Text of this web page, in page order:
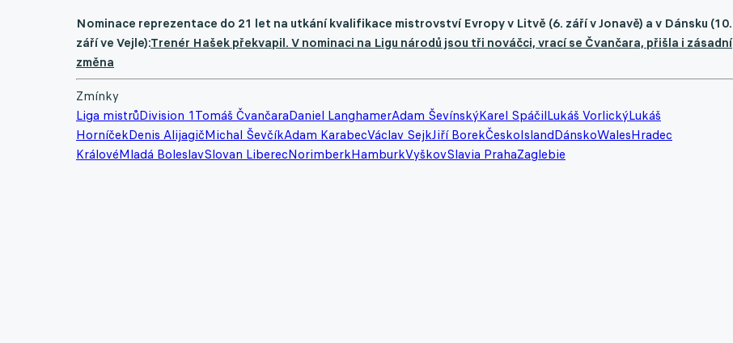
Nominace reprezentace do 21 let na utkání kvalifikace mistrovství Evropy v Litvě (6. září v Jonavě) a v Dánsku (10.
září ve Vejle):Trenér Hašek překvapil. V nominaci na Ligu národů jsou tři nováčci, vrací se Čvančara, přišla i zásadní
změna
Zmínky
Liga mistrůDivision 1 Tomáš ČvančaraDaniel LanghamerAdam ŠevínskýKarel SpáčilLukáš VorlickýLukáš
HorníčekDenis AlijagičMichal ŠevčíkAdam KarabecVáclav SejkJiří BorekČeskoIslandDánskoWalesHradec
KrálovéMladá BoleslavSlovan LiberecNorimberkHamburkVyškovSlavia PrahaZaglebie